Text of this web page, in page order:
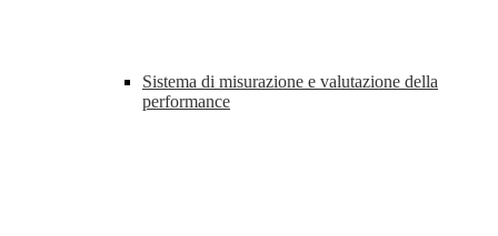
Sistema di misurazione e valutazione della
performance